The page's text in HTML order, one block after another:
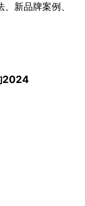
新品牌案例、
2024